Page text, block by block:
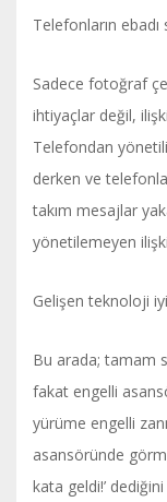
Telefonların
Sadece fotoğraf
ihtiyaçlar değil,
Telefondan
derken ve
takım mesajlar
yönetilemeyen
Gelişen teknoloji
Bu arada; tamam
fakat engelli
yürüme engelli
asansöründe
kata geldi!’